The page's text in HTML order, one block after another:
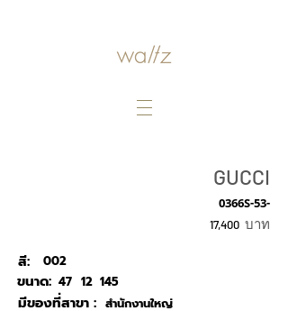
GUCCI
0366S-53-
17,400 บาท
สี:
002
47
ขนาด: 12 145
สำนักงานใหญ่
มีของที่สาขา :